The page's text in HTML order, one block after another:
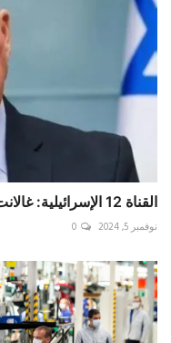
‏القناة 12 الإسرائيلية: غالانت قد يعلن استقالته من الكن...
نوفمبر 5, 2024 0